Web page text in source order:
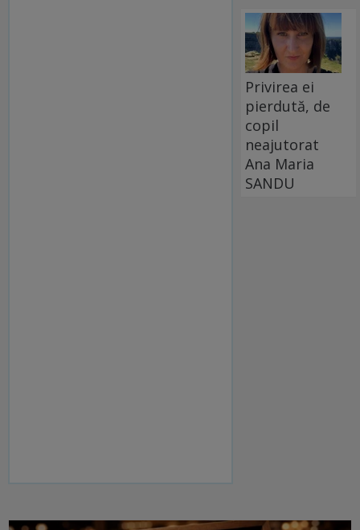
Privirea ei
pierdută, de
copil
neajutorat
Ana Maria
SANDU